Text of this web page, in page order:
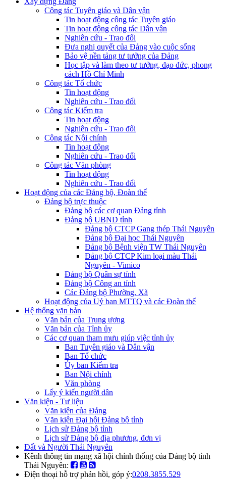
Công tác Tuyên giáo và Dân vận
Tin hoạt động công tác Tuyên giáo
Tin hoạt động công tác Dân vận
Nghiên cứu - Trao đổi
Đưa nghị quyết của Đảng vào cuộc sống
Bảo vệ nền tảng tư tưởng của Đảng
Học tập và làm theo tư tưởng, đạo đức, phong
cách Hồ Chí Minh
Công tác Tổ chức
Tin hoạt động
Nghiên cứu - Trao đổi
Công tác Kiểm tra
Tin hoạt động
Nghiên cứu - Trao đổi
Công tác Nội chính
Tin hoạt động
Nghiên cứu - Trao đổi
Công tác Văn phòng
Tin hoạt động
Nghiên cứu - Trao đổi
Hoạt động của các Đảng bộ, Đoàn thể
Đảng bộ trực thuộc
Đảng bộ các cơ quan Đảng tỉnh
Đảng bộ UBND tỉnh
Đảng bộ CTCP Gang thép Thái Nguyên
Đảng bộ Đại học Thái Nguyên
Đảng bộ Bệnh viện TW Thái Nguyên
Đảng bộ CTCP Kim loại màu Thái
Nguyên - Vimico
Đảng bộ Quân sự tỉnh
Đảng bộ Công an tỉnh
Các Đảng bộ Phường, Xã
Hoạt động của Uỷ ban MTTQ và các Đoàn thể
Hệ thống văn bản
Văn bản của Trung ương
Văn bản của Tỉnh ủy
Các cơ quan tham mưu giúp việc tỉnh ủy
Ban Tuyên giáo và Dân vận
Ban Tổ chức
Ủy ban Kiểm tra
Ban Nội chính
Văn phòng
Lấy ý kiến người dân
Văn kiện - Tư liệu
Văn kiện của Đảng
Văn kiện Đại hội Đảng bộ tỉnh
Lịch sử Đảng bộ tỉnh
Lịch sử Đảng bộ địa phương, đơn vị
Đất và Người Thái Nguyên
Kênh thông tin mạng xã hội chính thống của Đảng bộ tỉnh
Thái Nguyên:
Điện thoại hỗ trợ phản hồi, góp ý:0208.3855.529